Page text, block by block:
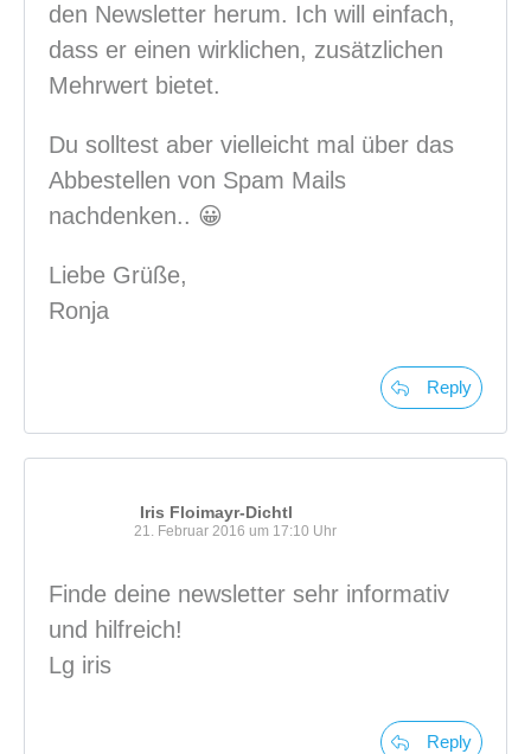
den Newsletter herum. Ich will einfach,
dass er einen wirklichen, zusätzlichen
Mehrwert bietet.
Du solltest aber vielleicht mal über das
Abbestellen von Spam Mails
nachdenken.. 😀
Liebe Grüße,
Ronja
Reply
Iris Floimayr-Dichtl
21. Februar 2016 um 17:10 Uhr
Finde deine newsletter sehr informativ
und hilfreich!
Lg iris
Reply